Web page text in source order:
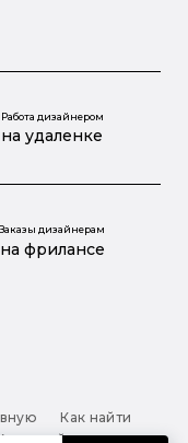
Работа дизайнером
на удаленке
Заказы дизайнерам
на фрилансе
Как найти
сайта